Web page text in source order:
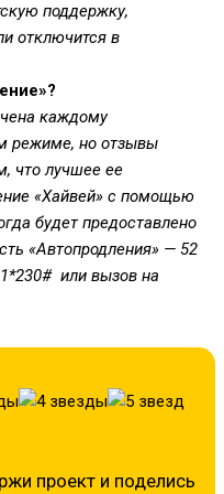
поддержку,
отключится в
каждому
режиме, но отзывы
что лучшее ее
«Хайвей» с помощью
будет предоставлено
«Автопродления» — 52
или вызов на
проект и поделись